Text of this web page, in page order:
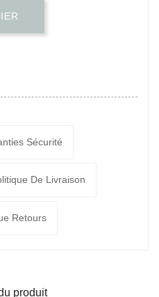
Sécurité
De Livraison
Retours
produit